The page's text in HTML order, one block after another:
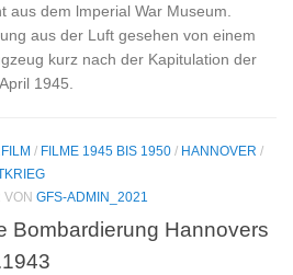
aus dem lmperial War Museum.
aus der Luft gesehen von einem
kurz nach der Kapitulation der
1945.
/ FILME 1945 BIS 1950 / HANNOVER /
VON GFS-ADMIN_2021
Bombardierung Hannovers